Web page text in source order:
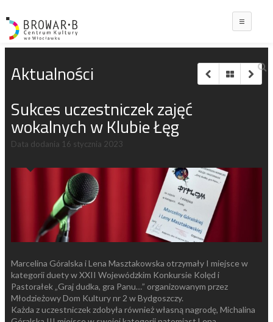
Aktualności
Sukces uczestniczek zajęć
wokalnych w Klubie Łęg
Data dodania 16 stycznia 2023
Marcelina Góralska i Lena Masztakowska otrzymały I miejsce w
kategorii duety w XXII Wojewódzkim Konkursie Kolęd i
Pastorałek „Graj dudka, gra Panu…” organizowanym przez
Młodzieżowy Dom Kultury nr 2 w Bydgoszczy.
Każda z uczestniczek zdobyła również własną nagrodę, Michalina